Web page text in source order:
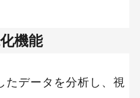
機能
たデータを分析し、視